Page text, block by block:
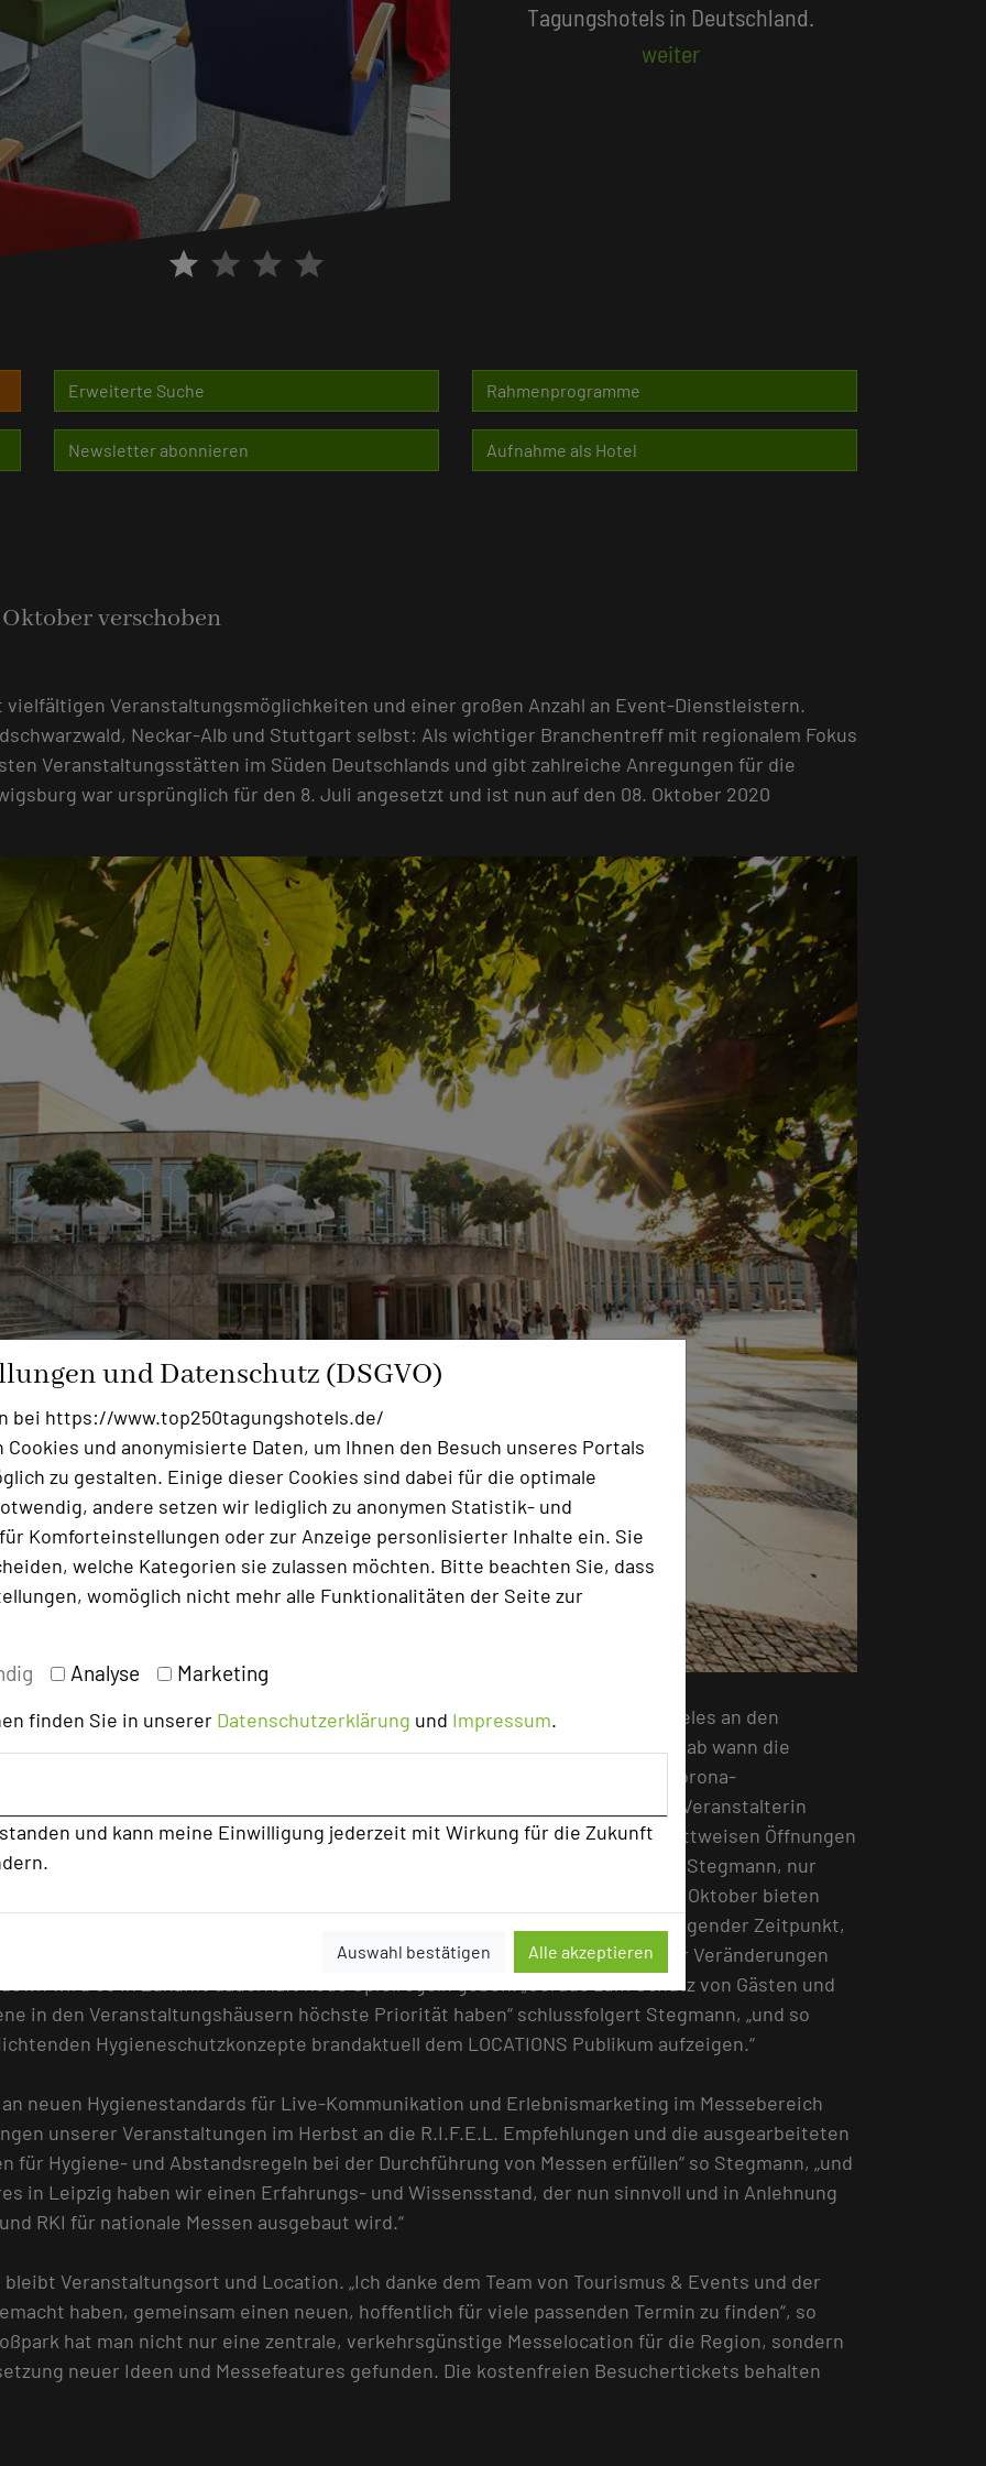
und Datenschutz (DSGVO)
bei https://www.top250tagungshotels.de/
und anonymisierte Daten, um Ihnen den Besuch unseres Portals
zu gestalten. Einige dieser Cookies sind dabei für die optimale
andere setzen wir lediglich zu anonymen Statistik- und
Komforteinstellungen oder zur Anzeige personlisierter Inhalte ein. Sie
welche Kategorien sie zulassen möchten. Bitte beachten Sie, dass
womöglich nicht mehr alle Funktionalitäten der Seite zur
Analyse Marketing
finden Sie in unserer Datenschutzerklärung und Impressum.
und kann meine Einwilligung jederzeit mit Wirkung für die Zukunft
Auswahl bestätigen Alle akzeptieren
star star star star
Beliebte Suchlisten
Erweiterte Suche Rahmenprogramme
Newsletter abonnieren Aufnahme als Hotel
verschoben
Veranstaltungsmöglichkeiten und einer großen Anzahl an Event-Dienstleistern.
Neckar-Alb und Stuttgart selbst: Als wichtiger Branchentreff mit regionalem Fokus
Veranstaltungsstätten im Süden Deutschlands und gibt zahlreiche Anregungen für die
war ursprünglich für den 8. Juli angesetzt und ist nun auf den 08. Oktober 2020
einen Veranstaltungs- und Messe-Neustart gesetzt hat, scheitert noch vieles an den
Bundesländer. So entscheidet auch Baden-Württemberg selbst darüber, ab wann die
erlaubt ist. Der Fahrplan des Landes zur schrittweisen Lockerung der Corona-
sehr vage. „Aus diesem Grund verschieben wir unsere Messe“, so Veranstalterin
der LOCATIONS Messen im 2. Halbjahr seien u.a. auch die geplanten schrittweisen Öffnungen
Gastronomie, Hotellerie und Tagungswirtschaft wieder anlaufen“, so Stegmann, nur
dem Fachpublikum zu präsentieren. Mit dem neuen Messetermin im Oktober bieten
für das Weihnachtsgeschäft zu werben, vor allem aber ist es ein hervorragender Zeitpunkt,
Jahr zu präsentieren und Geschäfte anzubahnen. Trotz aller positiver Veränderungen
wird es in Zukunft dauerhaft neue Spielregeln geben. „Gerade zum Schutz von Gästen und
in den Veranstaltungshäusern höchste Priorität haben“ schlussfolgert Stegmann, „und so
Hygieneschutzkonzepte brandaktuell dem LOCATIONS Publikum aufzeigen.“
neuen Hygienestandards für Live-Kommunikation und Erlebnismarketing im Messebereich
unserer Veranstaltungen im Herbst an die R.I.F.E.L. Empfehlungen und die ausgearbeiteten
für Hygiene- und Abstandsregeln bei der Durchführung von Messen erfüllen“ so Stegmann, „und
in Leipzig haben wir einen Erfahrungs- und Wissensstand, der nun sinnvoll und in Anlehnung
RKI für nationale Messen ausgebaut wird.“
Veranstaltungsort und Location. „Ich danke dem Team von Tourismus & Events und der
haben, gemeinsam einen neuen, hoffentlich für viele passenden Termin zu finden“, so
hat man nicht nur eine zentrale, verkehrsgünstige Messelocation für die Region, sondern
neuer Ideen und Messefeatures gefunden. Die kostenfreien Besuchertickets behalten